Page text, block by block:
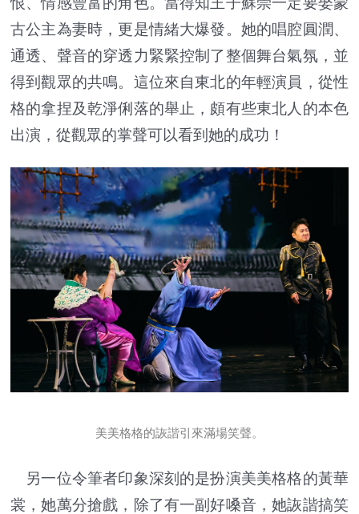
古公主為妻時，更是情緒大爆發。她的唱腔圓潤、
通透、聲音的穿透力緊緊控制了整個舞台氣氛，並
得到觀眾的共鳴。這位來自東北的年輕演員，從性
格的拿捏及乾淨俐落的舉止，頗有些東北人的本色
出演，從觀眾的掌聲可以看到她的成功！
美美格格的詼諧引來滿場笑聲。
另一位令筆者印象深刻的是扮演美美格格的黃華
裳，她萬分搶戲，除了有一副好嗓音，她詼諧搞笑